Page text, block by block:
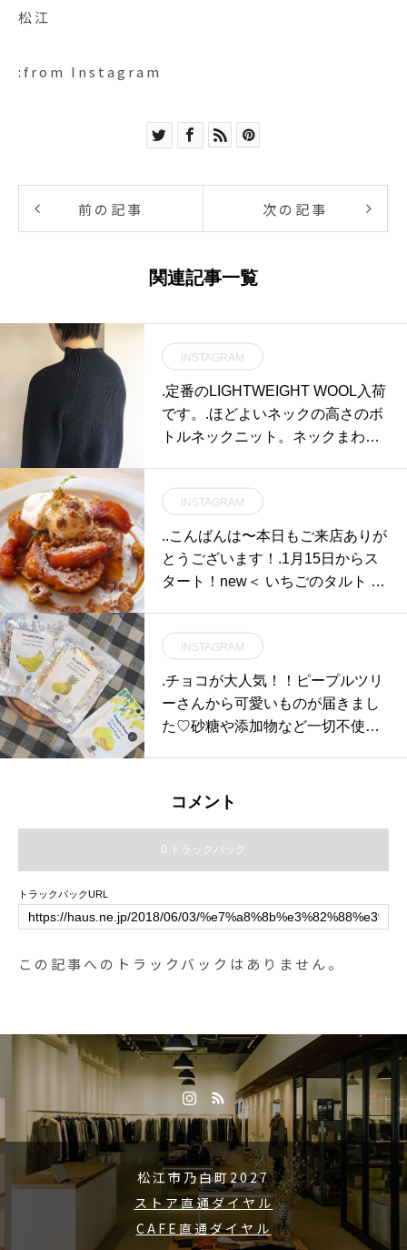
松江
:from Instagram
前の記事 次の記事
関連記事一覧
INSTAGRAM
.定番のLIGHTWEIGHT WOOL入荷
です。.ほどよいネックの高さのボ
トルネックニット。ネックまわり
ーン系）、ネイビー.HÅUSのハウ
エルのインスタはこちらからどう
ぞ@haus_howell ..#margarethowe
ll #LIGHTWEIGHT WOOL#日本製
tsue #島根#松江
INSTAGRAM
..こんばんは〜本日もご来店ありが
とうございます！.1月15日からス
タート！new＜ いちごのタルト ＞
ラアイス添え◎.HAUSのスイーツ
は専属のパティシエさんがひとつ
ひとつ丁寧に作っております。ぜ
ひお試しくださいね。…《HAUS
0.＊ビストロカフェモーニング. 9:
4:00カフェ 14:00-18:00ディナー 1
8:00-21:00 (Lo20:15)…#dessert #s
weet #cake #tart#いちごのタルト
り#hausmatsue #haus_matsue #
根 #山陰#島根旅行
INSTAGRAM
.チョコが大人気！！ピープルツリ
ーさんから可愛いものが届きまし
た♡砂糖や添加物など一切不使用
です♡間食にもぴったり！小袋な
ピープルツリー#PeopleTree#フェ
アトレードカンパニー#hausmatsu
コメント
0 トラックバック
トラックバックURL
この記事へのトラックバックはありません。
松江市乃白町2027
ストア直通ダイヤル
CAFE直通ダイヤル